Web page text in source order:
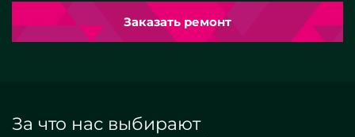
Заказать ремонт
За что нас выбирают